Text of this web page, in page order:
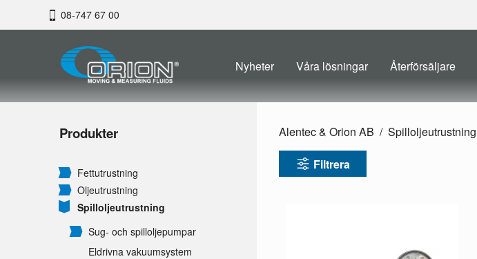
08-747 67 00
Nyheter Våra lösningar Återförsäljare
Produkter
Fettutrustning
Oljeutrustning
Spilloljeutrustning
Sug- och spilloljepumpar
Eldrivna vakuumsystem
Alentec & Orion AB Spilloljeutrustning
Filtrera